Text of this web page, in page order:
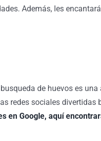
Además, les
de huevos es
redes sociales divertidas
en Google, aquí